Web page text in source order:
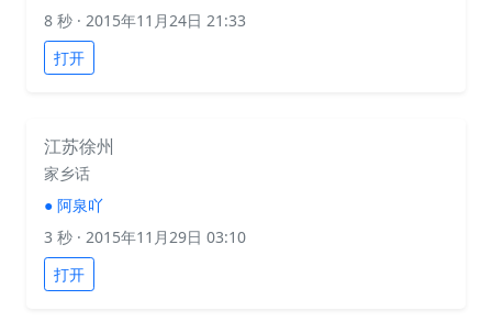
8 秒 · 2015年11月24日 21:33
打开
江苏徐州
家乡话
● 阿泉吖
3 秒 · 2015年11月29日 03:10
打开